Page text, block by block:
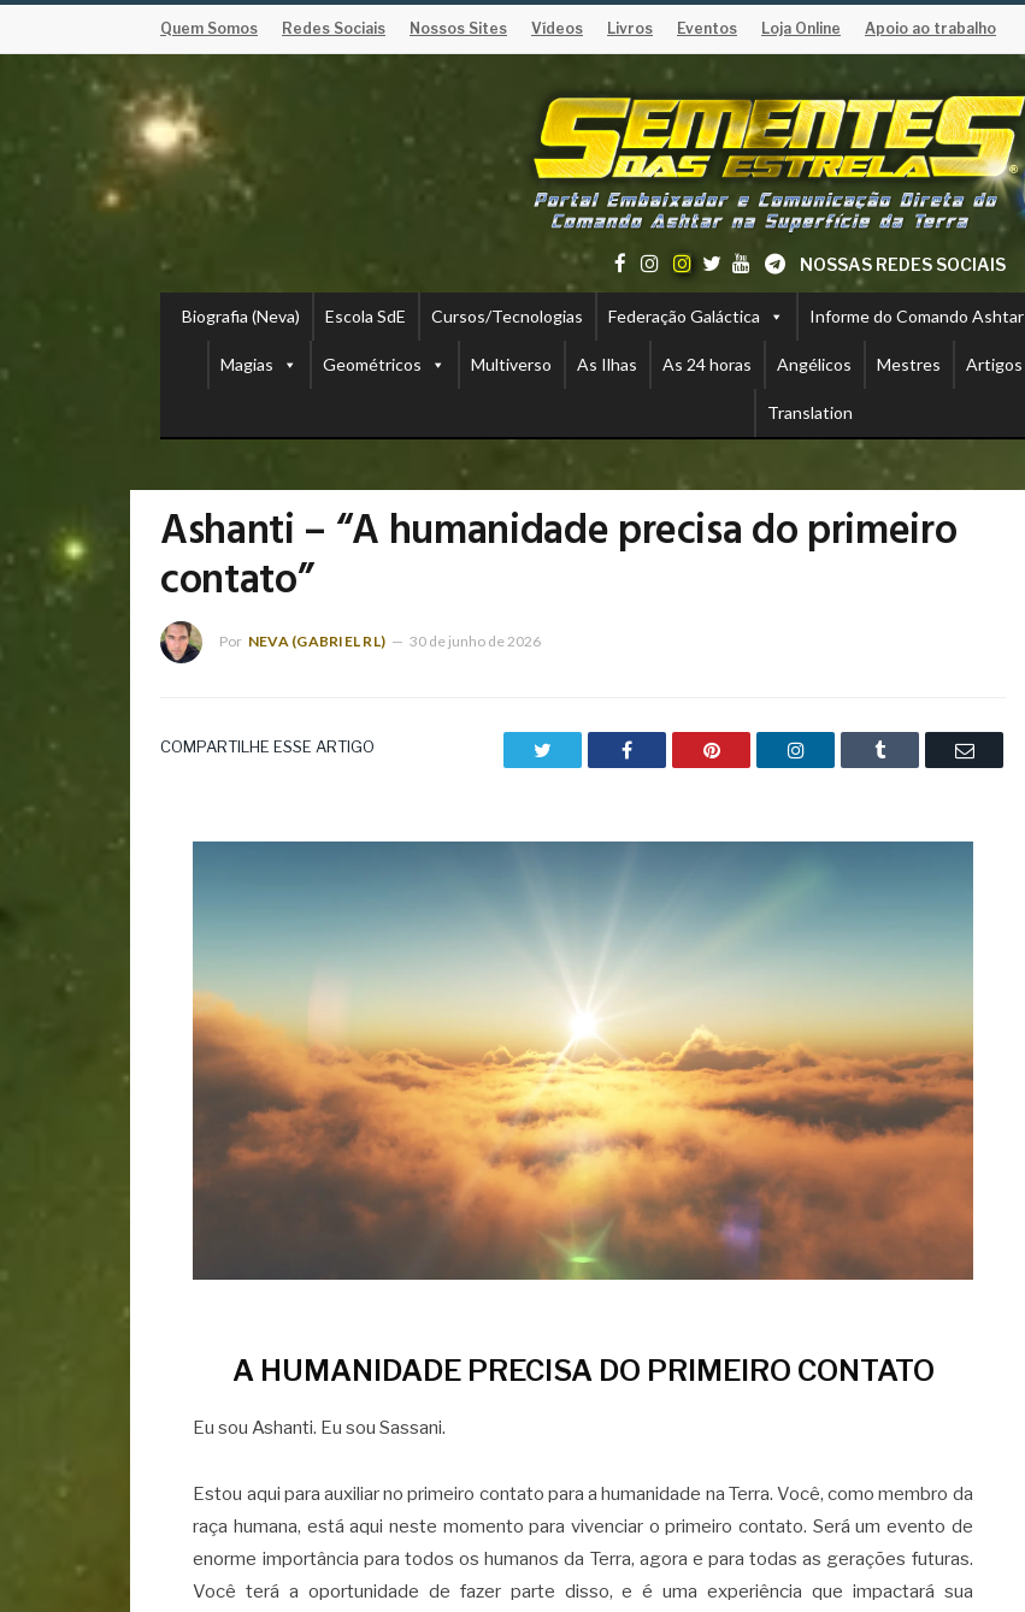
Quem Somos Redes Sociais Nossos Sites Vídeos Livros Eventos Loja Online Apoio ao trabalho
NOSSAS REDES SOCIAIS
Biografia (Neva) Escola SdE Cursos/Tecnologias Federação Galáctica Informe do Comando Ashtar
Magias Geométricos Multiverso As Ilhas As 24 horas Angélicos Mestres Artigos
Translation
Ashanti – “A humanidade precisa do primeiro
contato”
Por NEVA (GABRIEL RL) 30 de junho de 2026
COMPARTILHE ESSE ARTIGO Facebook Pinterest LinkedIn Tumblr Email
A HUMANIDADE PRECISA DO PRIMEIRO CONTATO
Eu sou Ashanti. Eu sou Sassani.
Estou aqui para auxiliar no primeiro contato para a humanidade na Terra. Você, como membro da
raça humana, está aqui neste momento para vivenciar o primeiro contato. Será um evento de
enorme importância para todos os humanos da Terra, agora e para todas as gerações futuras.
Você terá a oportunidade de fazer parte disso, e é uma experiência que impactará sua